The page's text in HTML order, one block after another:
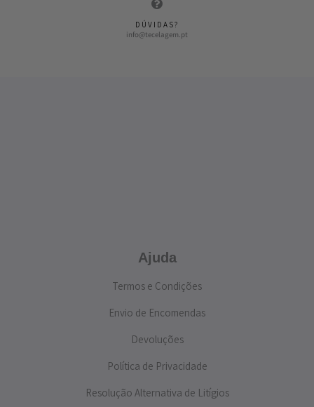
DÚVIDAS?
info@tecelagem.pt
Ajuda
Termos e Condições
Envio de Encomendas
Devoluções
Política de Privacidade
Resolução Alternativa de Litígios